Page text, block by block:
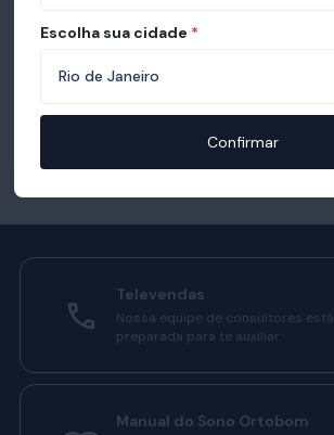
Televendas
Nossa equipe de consultores está
preparada para te auxiliar.
Manual do Sono Ortobom
Escolha sua cidade *
Confirmar